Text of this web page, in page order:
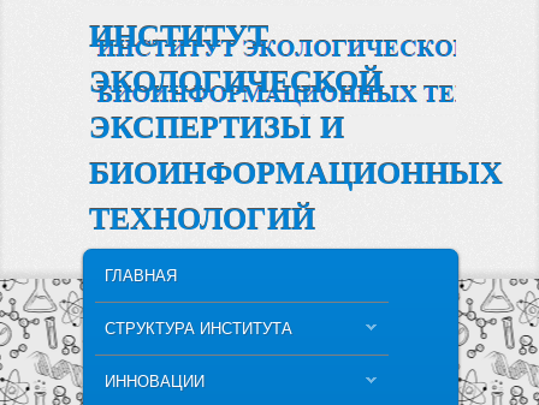
ИНСТИТУТ
ЭКОЛОГИЧЕСКОЙ
ЭКСПЕРТИЗЫ И
БИОИНФОРМАЦИОННЫХ
ТЕХНОЛОГИЙ
SKIP TO PRIMARY CONTENT
SKIP TO SECONDARY CONTENT
ГЛАВНАЯ
СТРУКТУРА ИНСТИТУТА
ИННОВАЦИИ